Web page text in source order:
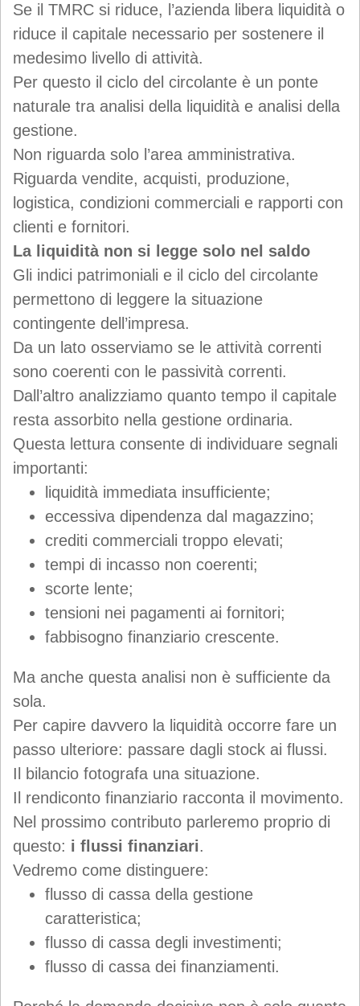
Se il TMRC si riduce, l’azienda libera liquidità o
riduce il capitale necessario per sostenere il
medesimo livello di attività.
Per questo il ciclo del circolante è un ponte
naturale tra analisi della liquidità e analisi della
gestione.
Non riguarda solo l’area amministrativa.
Riguarda vendite, acquisti, produzione,
logistica, condizioni commerciali e rapporti con
clienti e fornitori.
La liquidità non si legge solo nel saldo
Gli indici patrimoniali e il ciclo del circolante
permettono di leggere la situazione
contingente dell’impresa.
Da un lato osserviamo se le attività correnti
sono coerenti con le passività correnti.
Dall’altro analizziamo quanto tempo il capitale
resta assorbito nella gestione ordinaria.
Questa lettura consente di individuare segnali
importanti:
liquidità immediata insufficiente;
eccessiva dipendenza dal magazzino;
crediti commerciali troppo elevati;
tempi di incasso non coerenti;
scorte lente;
tensioni nei pagamenti ai fornitori;
fabbisogno finanziario crescente.
Ma anche questa analisi non è sufficiente da
sola.
Per capire davvero la liquidità occorre fare un
passo ulteriore: passare dagli stock ai flussi.
Il bilancio fotografa una situazione.
Il rendiconto finanziario racconta il movimento.
Nel prossimo contributo parleremo proprio di
questo: i flussi finanziari.
Vedremo come distinguere:
flusso di cassa della gestione
caratteristica;
flusso di cassa degli investimenti;
flusso di cassa dei finanziamenti.